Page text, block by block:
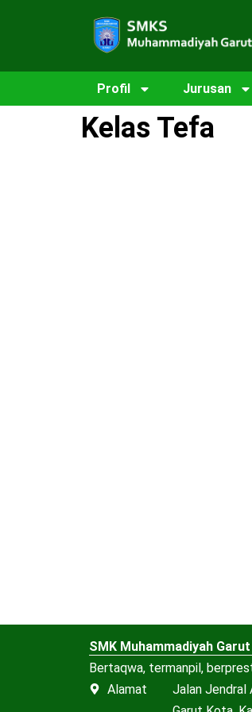
Profil Jurusan
Kelas Tefa
SMK Muhammadiyah Garut
Bertaqwa, termanpil,
Alamat
Jalan Jendral